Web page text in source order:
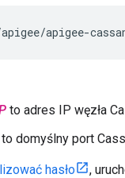
apigee-
to adres IP węzła
to domyślny port
hasło
,